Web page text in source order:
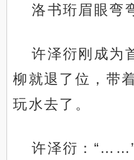
洛书珩眉眼弯
许泽衍刚成为
柳就退了位，带
玩水去了。
许泽衍：